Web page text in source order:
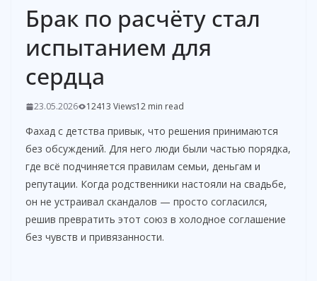
Брак по расчёту стал
испытанием для
сердца
23.05.2026 12413 Views12 min read
Фахад с детства привык, что решения принимаются
без обсуждений. Для него люди были частью порядка,
где всё подчиняется правилам семьи, деньгам и
репутации. Когда родственники настояли на свадьбе,
он не устраивал скандалов — просто согласился,
решив превратить этот союз в холодное соглашение
без чувств и привязанности.